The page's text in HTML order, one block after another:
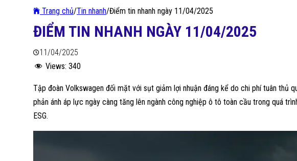
Trang chủ/Tin nhanh/Điểm tin nhanh ngày 11/04/2025
ĐIỂM TIN NHANH NGÀY 11/04/2025
11/04/2025
Views: 340
Tập đoàn Volkswagen đối mặt với sụt giảm lợi nhuận đáng kể do chi phí tuân thủ
phản ánh áp lực ngày càng tăng lên ngành công nghiệp ô tô toàn cầu trong quá
ESG.